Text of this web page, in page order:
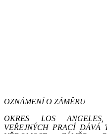
OZNÁMENÍ O ZÁMĚRU
OKRES LOS
VEŘEJNÝCH PRACÍ DÁVÁ